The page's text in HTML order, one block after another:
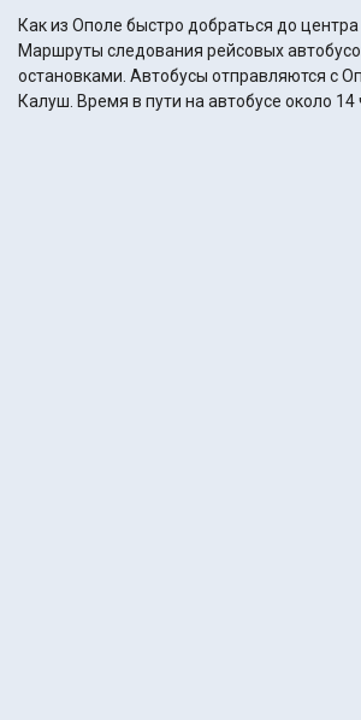
Как из Ополе быстро добраться до
Маршруты следования рейсовых
остановками. Автобусы отправляются с
Калуш. Время в пути на автобусе около 14